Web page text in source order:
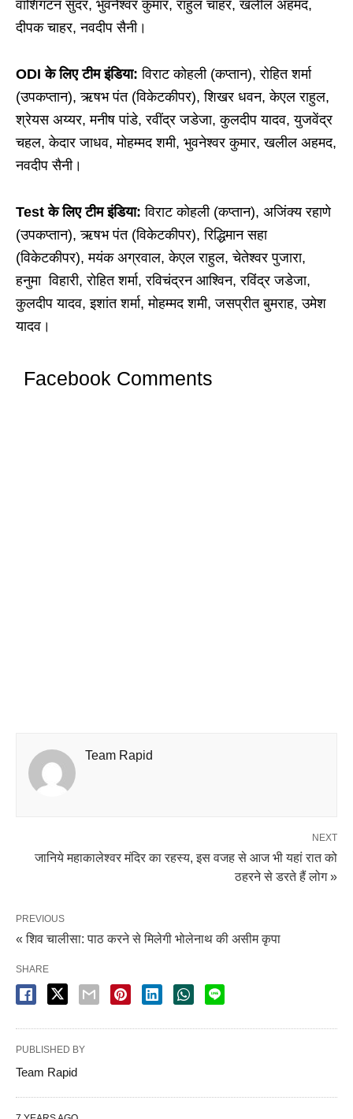
वाशिंगटन सुंदर, भुवनेश्वर कुमार, राहुल चाहर, खलील अहमद,
दीपक चाहर, नवदीप सैनी।
ODI के लिए टीम इंडिया: विराट कोहली (कप्तान), रोहित शर्मा
(उपकप्तान), ऋषभ पंत (विकेटकीपर), शिखर धवन, केएल राहुल,
श्रेयस अय्यर, मनीष पांडे, रवींद्र जडेजा, कुलदीप यादव, युजवेंद्र
चहल, केदार जाधव, मोहम्मद शमी, भुवनेश्वर कुमार, खलील अहमद,
नवदीप सैनी।
Test के लिए टीम इंडिया: विराट कोहली (कप्तान), अजिंक्य रहाणे
(उपकप्तान), ऋषभ पंत (विकेटकीपर), रिद्धिमान सहा
(विकेटकीपर), मयंक अग्रवाल, केएल राहुल, चेतेश्वर पुजारा,
हनुमा विहारी, रोहित शर्मा, रविचंद्रन आश्विन, रविंद्र जडेजा,
कुलदीप यादव, इशांत शर्मा, मोहम्मद शमी, जसप्रीत बुमराह, उमेश
यादव।
Facebook Comments
Team Rapid
NEXT
जानिये महाकालेश्वर मंदिर का रहस्य, इस वजह से आज भी यहां रात को
ठहरने से डरते हैं लोग »
PREVIOUS
« शिव चालीसा: पाठ करने से मिलेगी भोलेनाथ की असीम कृपा
SHARE
PUBLISHED BY
Team Rapid